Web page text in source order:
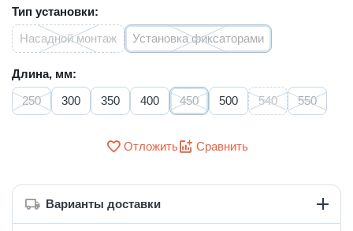
Тип установки:
Насадной монтаж
Установка фиксаторами
Длина, мм:
250
300 350 400 450 500 540 550
Отложить Сравнить
Варианты доставки